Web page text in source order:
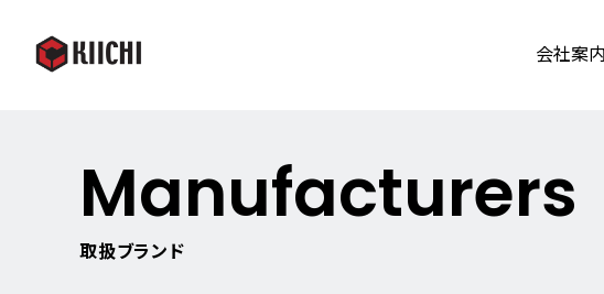
会社案内
Manufacturers
取扱ブランド